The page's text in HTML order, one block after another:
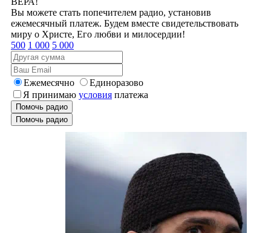
Вы можете стать попечителем радио, установив
ежемесячный платеж. Будем вместе свидетельствовать
миру о Христе, Его любви и милосердии!
500 1 000 5 000
Ежемесячно
Единоразово
Я принимаю условия платежа
Помочь радио
Помочь радио